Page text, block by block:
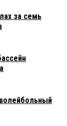
за семь